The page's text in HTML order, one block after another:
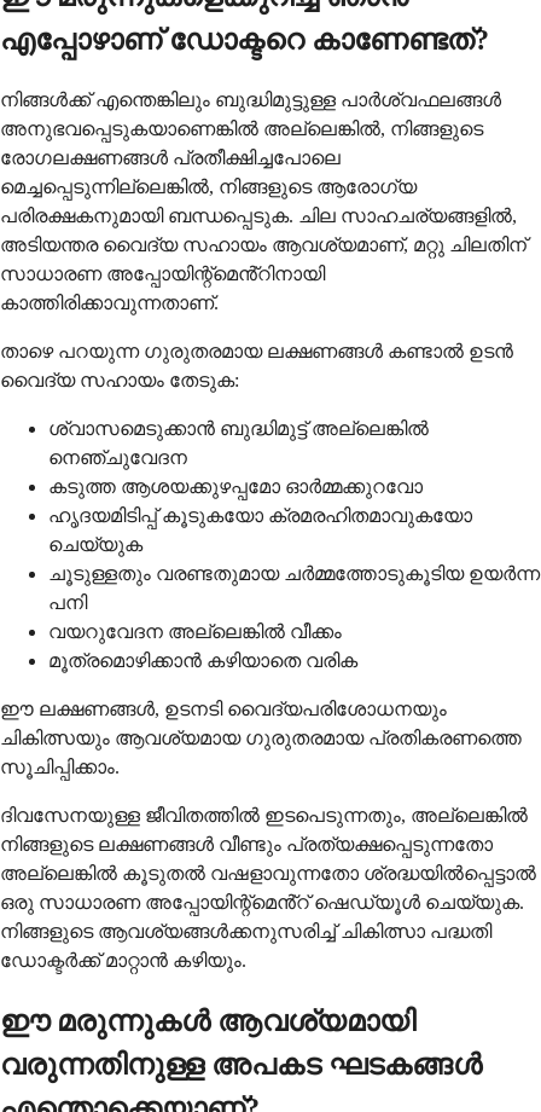
എപ്പോഴാണ് ഡോക്ടറെ കാണേണ്ടത്?
നിങ്ങൾക്ക് എന്തെങ്കിലും ബുദ്ധിമുട്ടുള്ള പാർശ്വഫലങ്ങൾ
അനുഭവപ്പെടുകയാണെങ്കിൽ അല്ലെങ്കിൽ, നിങ്ങളുടെ
രോഗലക്ഷണങ്ങൾ പ്രതീക്ഷിച്ചപോലെ
മെച്ചപ്പെടുന്നില്ലെങ്കിൽ, നിങ്ങളുടെ ആരോഗ്യ
പരിരക്ഷകനുമായി ബന്ധപ്പെടുക. ചില സാഹചര്യങ്ങളിൽ,
അടിയന്തര വൈദ്യ സഹായം ആവശ്യമാണ്, മറ്റു ചിലതിന്
സാധാരണ അപ്പോയിന്റ്മെൻ്റിനായി
കാത്തിരിക്കാവുന്നതാണ്.
താഴെ പറയുന്ന ഗുരുതരമായ ലക്ഷണങ്ങൾ കണ്ടാൽ ഉടൻ
വൈദ്യ സഹായം തേടുക:
ശ്വാസമെടുക്കാൻ ബുദ്ധിമുട്ട് അല്ലെങ്കിൽ
നെഞ്ചുവേദന
കടുത്ത ആശയക്കുഴപ്പമോ ഓർമ്മക്കുറവോ
ഹൃദയമിടിപ്പ് കൂടുകയോ ക്രമരഹിതമാവുകയോ
ചെയ്യുക
ചൂടുള്ളതും വരണ്ടതുമായ ചർമ്മത്തോടുകൂടിയ ഉയർന്ന
പനി
വയറുവേദന അല്ലെങ്കിൽ വീക്കം
മൂത്രമൊഴിക്കാൻ കഴിയാതെ വരിക
ഈ ലക്ഷണങ്ങൾ, ഉടനടി വൈദ്യപരിശോധനയും
ചികിത്സയും ആവശ്യമായ ഗുരുതരമായ പ്രതികരണത്തെ
സൂചിപ്പിക്കാം.
ദിവസേനയുള്ള ജീവിതത്തിൽ ഇടപെടുന്നതും, അല്ലെങ്കിൽ
നിങ്ങളുടെ ലക്ഷണങ്ങൾ വീണ്ടും പ്രത്യക്ഷപ്പെടുന്നതോ
അല്ലെങ്കിൽ കൂടുതൽ വഷളാവുന്നതോ ശ്രദ്ധയിൽപ്പെട്ടാൽ
ഒരു സാധാരണ അപ്പോയിന്റ്മെൻ്റ് ഷെഡ്യൂൾ ചെയ്യുക.
നിങ്ങളുടെ ആവശ്യങ്ങൾക്കനുസരിച്ച് ചികിത്സാ പദ്ധതി
ഡോക്ടർക്ക് മാറ്റാൻ കഴിയും.
ഈ മരുന്നുകൾ ആവശ്യമായി
വരുന്നതിനുള്ള അപകട ഘടകങ്ങൾ